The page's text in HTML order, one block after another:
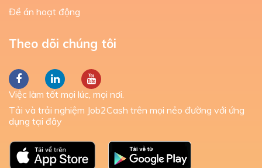
Đề án hoạt động
Theo dõi chúng tôi
Việc làm tốt mọi lúc, mọi nơi.
Tải và trải nghiệm Job2Cash trên mọi nẻo đường với ứng
dụng tại đây